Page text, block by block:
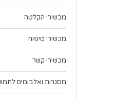
מכשירי הקלטה
מכשירי טיפוח
מכשירי קשר
מסגרות ואלבומים